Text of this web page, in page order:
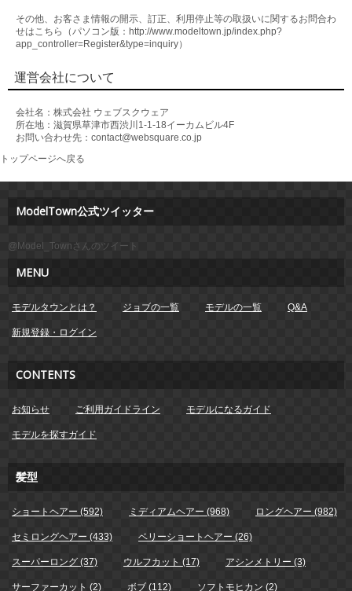
その他、お客さま情報の開示、訂正、利用停止等の取扱いに関するお問合わ
せはこちら（パソコン版：http://www.modeltown.jp/index.php?
app_controller=Register&type=inquiry）
運営会社について
会社名： 株式会社 ウェブスクウェア
所在地：滋賀県草津市西渋川1-1-18イーカムビル4F
お問い合わせ先：contact@websquare.co.jp
トップページへ戻る
ModelTown公式ツイッター
@Model_Townさんのツイート
MENU
モデルタウンとは？ ジョブの一覧 モデルの一覧 Q&A
新規登録・ログイン
CONTENTS
お知らせ ご利用ガイドライン モデルになるガイド
モデルを探すガイド
髪型
ショートヘアー (592) ミディアムヘアー (968) ロングヘアー (982)
セミロングヘアー (433) ベリーショートヘアー (26)
スーパーロング (37) ウルフカット (17) アシンメトリー (3)
サーファーカット (2) ボブ (112) ソフトモヒカン (2)